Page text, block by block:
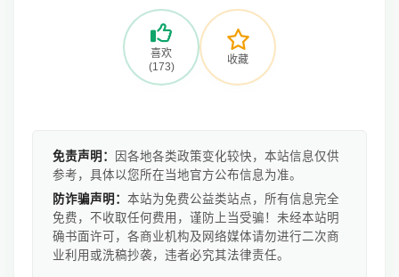
喜欢
(173)
收藏
免责声明：
因各地各类政策变化较快，本站信息仅供
参考，具体以您所在当地官方公布信息为准。
防诈骗声明： 本站为免费公益类站点，所有信息完全
免费，不收取任何费用，谨防上当受骗！未经本站明
确书面许可，各商业机构及网络媒体请勿进行二次商
业利用或洗稿抄袭，违者必究其法律责任。